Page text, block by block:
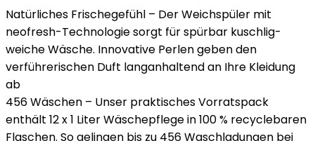
Natürliches Frischegefühl – Der Weichspüler mit
neofresh-Technologie sorgt für spürbar kuschlig-
weiche Wäsche. Innovative Perlen geben den
verführerischen Duft langanhaltend an Ihre Kleidung
ab
456 Wäschen – Unser praktisches Vorratspack
enthält 12 x 1 Liter Wäschepflege in 100 % recyclebaren
Flaschen. So gelingen bis zu 456 Waschladungen bei